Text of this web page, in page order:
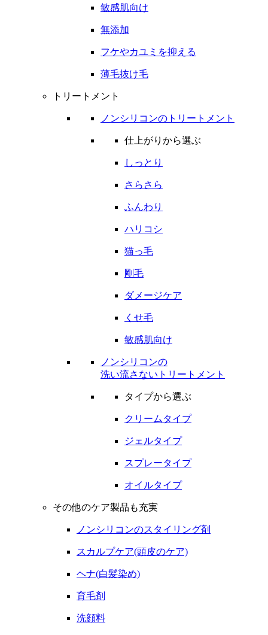
敏感肌向け
無添加
フケやカユミを抑える
薄毛抜け毛
トリートメント
ノンシリコンのトリートメント
仕上がりから選ぶ
しっとり
さらさら
ふんわり
ハリコシ
猫っ毛
剛毛
ダメージケア
くせ毛
敏感肌向け
ノンシリコンの
洗い流さないトリートメント
タイプから選ぶ
クリームタイプ
ジェルタイプ
スプレータイプ
オイルタイプ
その他のケア製品も充実
ノンシリコンのスタイリング剤
スカルプケア(頭皮のケア)
ヘナ(白髪染め)
育毛剤
洗顔料